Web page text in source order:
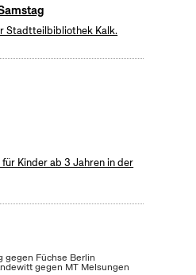
Stadtteilbibliothek Kalk.
Kinder ab 3 Jahren in der
gegen Füchse Berlin
gegen MT Melsungen